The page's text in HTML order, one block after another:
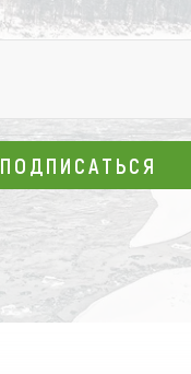
ПОДПИСАТЬСЯ
ПОДПИСАТЬСЯ